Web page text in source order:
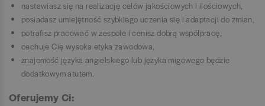
nastawiasz się na realizację celów jakościowych i ilościowych,
posiadasz umiejętność szybkiego uczenia się i adaptacji do zmian,
potrafisz pracować w zespole i cenisz dobrą współpracę,
cechuje Cię wysoka etyka zawodowa,
znajomość języka angielskiego lub języka migowego będzie
dodatkowym atutem.
Oferujemy Ci: